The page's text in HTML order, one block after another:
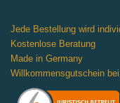
Jede Bestellung wird
Kostenlose Beratung
Made in Germany
Willkommensgutschein